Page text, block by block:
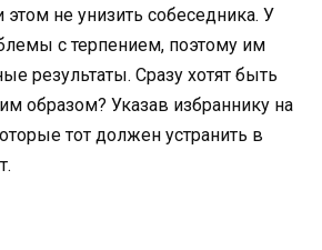
этом не унизить собеседника. У
с терпением, поэтому им
результаты. Сразу хотят быть
образом? Указав избраннику на
тот должен устранить в